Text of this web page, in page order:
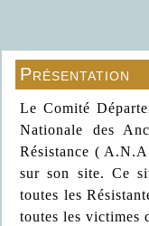
Présentation
Le Comité
Nationale des
Résistance (
sur son site. Ce
toutes les
toutes les victimes